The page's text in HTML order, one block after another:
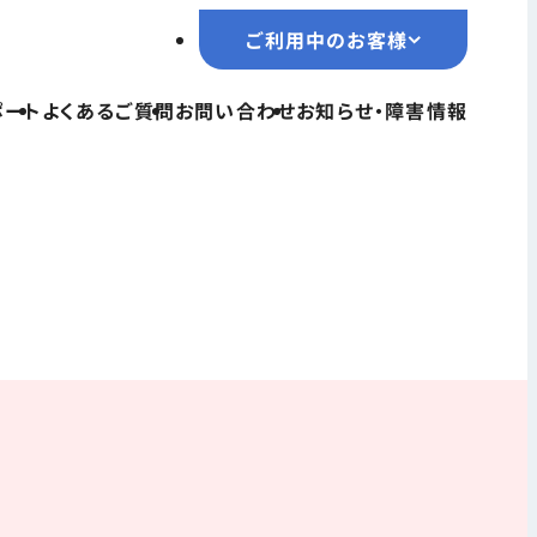
トよくあるご質問お問い合わせお知らせ・障害情報
ご利用中のお客様
ご利用中のお客様
TOPページ